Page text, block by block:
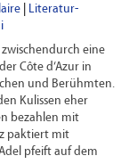
|
Literatur-
eine
Côte d‘Azur in
und Berühmten.
Kulissen eher
bezahlen mit
paktiert mit
pfeift auf dem